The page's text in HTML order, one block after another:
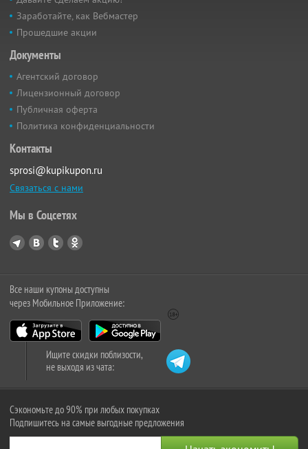
Заработайте, как Вебмастер
Прошедшие акции
Документы
Агентский договор
Лицензионный договор
Публичная оферта
Политика конфиденциальности
Контакты
sprosi@kupikupon.ru
Связаться с нами
Мы в Соцсетях
Все наши купоны доступны
через Мобильное Приложение:
Ищите скидки поблизости,
не выходя из чата:
Сэкономьте до 90% при любых покупках
Подпишитесь на самые выгодные предложения